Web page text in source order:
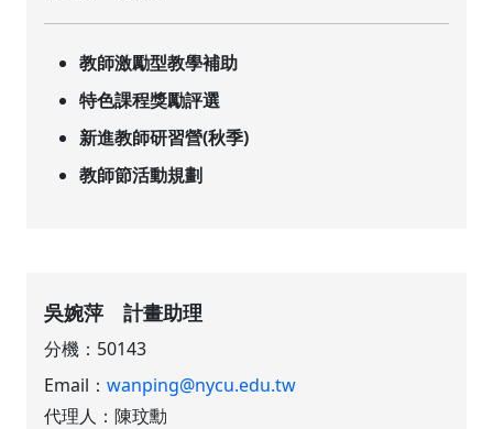
教師激勵型教學補助
特色課程獎勵評選
新進教師研習營(秋季)
教師節活動規劃
吳婉萍 計畫助理
分機：50143
Email：wanping@nycu.edu.tw
代理人：陳玟勳